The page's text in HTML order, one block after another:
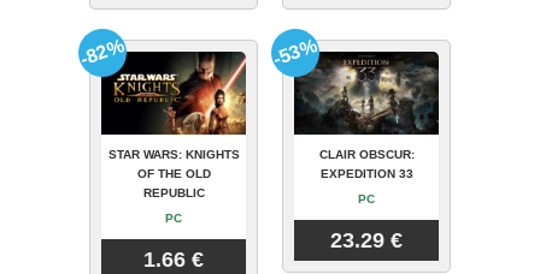
STAR WARS: KNIGHTS
OF THE OLD
REPUBLIC
PC
1.66 €
-82%
CLAIR OBSCUR:
EXPEDITION 33
PC
23.29 €
-53%